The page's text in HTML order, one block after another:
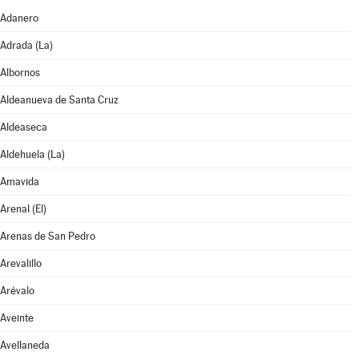
Adanero
Adrada (La)
Albornos
Aldeanueva de Santa Cruz
Aldeaseca
Aldehuela (La)
Amavida
Arenal (El)
Arenas de San Pedro
Arevalillo
Arévalo
Aveinte
Avellaneda